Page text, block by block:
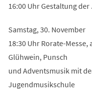
16:00 Uhr Gestaltung
Samstag, 30. November
18:30 Uhr Rorate-
Glühwein, Punsch
und Adventsmusik mit
Jugendmusikschule